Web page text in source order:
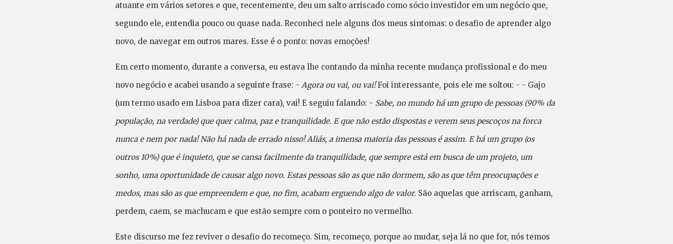
atuante em vários setores e que, recentemente, deu um salto arriscado como sócio investidor em um negócio que,
segundo ele, entendia pouco ou quase nada. Reconheci nele alguns dos meus sintomas: o desafio de aprender algo
novo, de navegar em outros mares. Esse é o ponto: novas emoções!
Em certo momento, durante a conversa, eu estava lhe contando da minha recente mudança profissional e do meu
novo negócio e acabei usando a seguinte frase: - Agora ou vai, ou vai!Foi interessante, pois ele me soltou: - - Gajo
(um termo usado em Lisboa para dizer cara), vai! E seguiu falando: - Sabe, no mundo há um grupo de pessoas (90% da
população, na verdade) que quer calma, paz e tranquilidade. E que não estão dispostas e verem seus pescoços na forca
nunca e nem por nada! Não há nada de errado nisso! Aliás, a imensa maioria das pessoas é assim. E há um grupo (os
outros 10%) que é inquieto, que se cansa facilmente da tranquilidade, que sempre está em busca de um projeto, um
sonho, uma oportunidade de causar algo novo. Estas pessoas são as que não dormem, são as que têm preocupações e
medos, mas são as que empreendem e que, no fim, acabam erguendo algo de valor. São aquelas que arriscam, ganham,
perdem, caem, se machucam e que estão sempre com o ponteiro no vermelho.
Este discurso me fez reviver o desafio do recomeço. Sim, recomeço, porque ao mudar, seja lá no que for, nós temos